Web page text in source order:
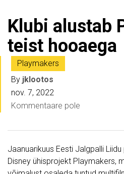
Klubi alustab
teist hooaega
Playmakers
By jklootos
nov. 7, 2022
Kommentaare pole
Jaanuarikuus Eesti Jalgpalli
Disney ühisprojekt Playmakers,